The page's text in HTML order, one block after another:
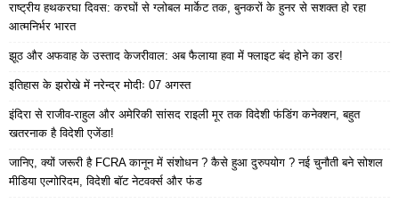
राष्ट्रीय हथकरघा दिवस: करघों से ग्लोबल मार्केट तक, बुनकरों के हुनर से सशक्त हो रहा
आत्मनिर्भर भारत
झूठ और अफवाह के उस्ताद केजरीवाल: अब फैलाया हवा में फ्लाइट बंद होने का डर!
इतिहास के झरोखे में नरेन्द्र मोदीः 07 अगस्त
इंदिरा से राजीव-राहुल और अमेरिकी सांसद राइली मूर तक विदेशी फंडिंग कनेक्शन, बहुत
खतरनाक है विदेशी एजेंडा!
जानिए, क्यों जरूरी है FCRA कानून में संशोधन ? कैसे हुआ दुरुपयोग ? नई चुनौती बने सोशल
मीडिया एल्गोरिदम, विदेशी बॉट नेटवर्क्स और फंड